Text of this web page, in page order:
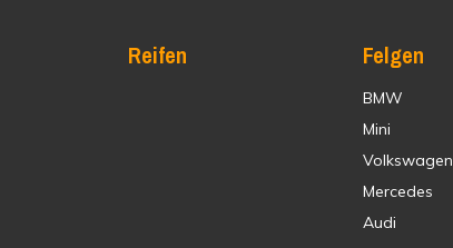
Reifen Felgen
BMW
Mini
Volkswagen
Mercedes
Audi